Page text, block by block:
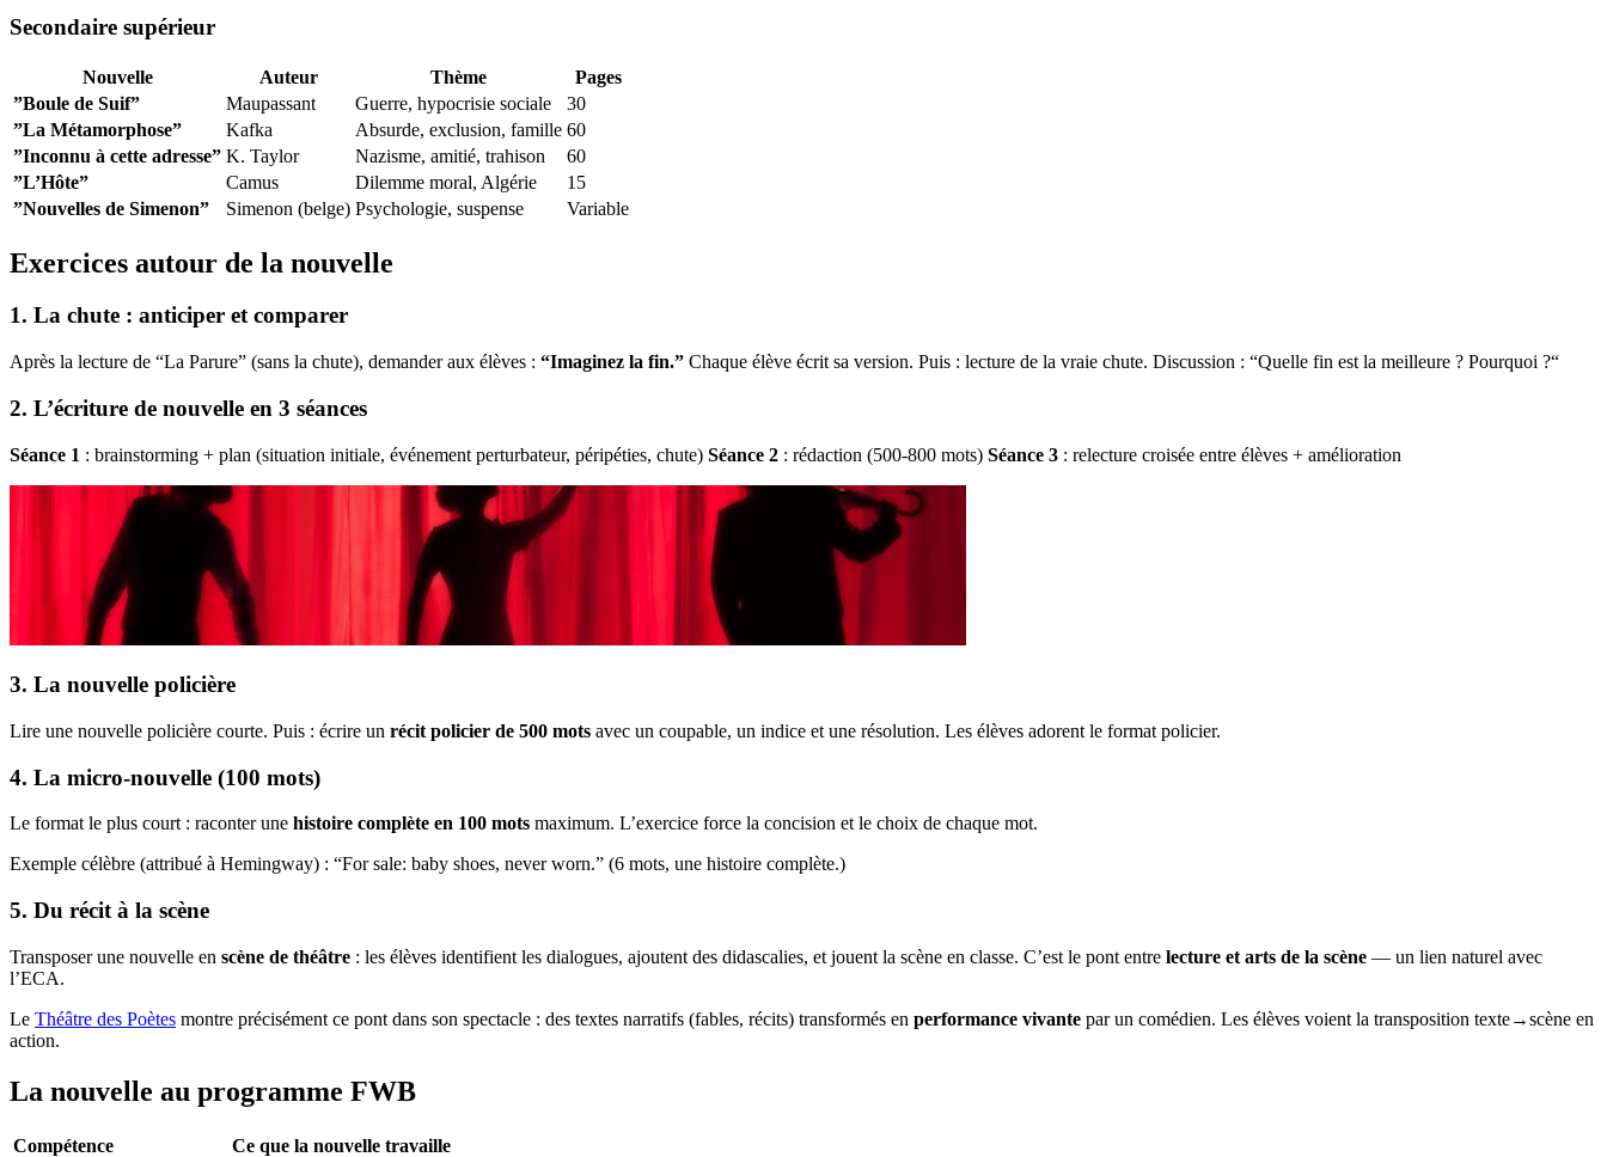
Secondaire supérieur
Nouvelle Auteur Thème
Pages
”Boule de Suif”
Maupassant Guerre, hypocrisie sociale
30
”La Métamorphose”
Kafka Absurde, exclusion, famille 60
”Inconnu à cette adresse” K. Taylor Nazisme, amitié, trahison
60
”L’Hôte”
Camus Dilemme moral, Algérie
15
”Nouvelles de Simenon”
Simenon (belge) Psychologie, suspense Variable
Exercices autour de la nouvelle
1. La chute : anticiper et comparer
Après la lecture de “La Parure” (sans la chute), demander aux élèves : “Imaginez la fin.” Chaque élève écrit sa version. Puis : lecture de la vraie chute. Discussion : “Quelle fin est la meilleure ? Pourquoi ?“
2. L’écriture de nouvelle en 3 séances
Séance 1 : brainstorming + plan (situation initiale, événement perturbateur, péripéties, chute) Séance 2 : rédaction (500-800 mots) Séance 3 : relecture croisée entre élèves + amélioration
3. La nouvelle policière
Lire une nouvelle policière courte. Puis : écrire un récit policier de 500 mots avec un coupable, un indice et une résolution. Les élèves adorent le format policier.
4. La micro-nouvelle (100 mots)
Le format le plus court : raconter une histoire complète en 100 mots maximum. L’exercice force la concision et le choix de chaque mot.
Exemple célèbre (attribué à Hemingway) : “For sale: baby shoes, never worn.” (6 mots, une histoire complète.)
5. Du récit à la scène
Transposer une nouvelle en scène de théâtre : les élèves identifient les dialogues, ajoutent des didascalies, et jouent la scène en classe. C’est le pont entre lecture et arts de la scène — un lien naturel avec
l’ECA.
Le Théâtre des Poètes montre précisément ce pont dans son spectacle : des textes narratifs (fables, récits) transformés en performance vivante par un comédien. Les élèves voient la transposition texte→scène en
action.
La nouvelle au programme FWB
Compétence
Ce que la nouvelle travaille